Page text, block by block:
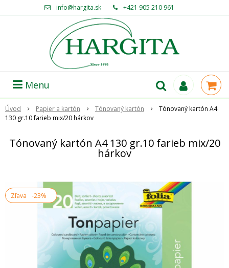
info@hargita.sk +421 905 210 961
Menu
Úvod Papier a kartón Tónovaný kartón
Tónovaný kartón A4
130 gr.10 farieb mix/20 hárkov
Tónovaný kartón A4 130 gr.10 farieb mix/20
hárkov
Zľava -23%